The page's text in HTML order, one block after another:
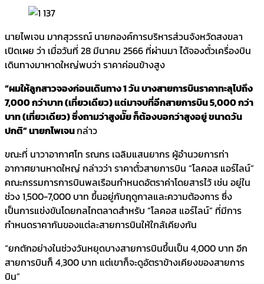
นายไพเจน มากสุวรรณ์ นายกองค์การบริหารส่วนจังหวัดสงขลา
เปิดเผย ว่า เมื่อวันที่ 28 มีนาคม 2566 ที่ผ่านมา ได้จองตั๋วเครื่องบิน
เดินทางมาหาดใหญ่พบว่า ราคาค่อนข้างสูง
“ผมให้ลูกสาวจองก่อนเดินทาง 1 วัน บางสายการบินราคาทะลุไปถึง
7,000 กว่าบาท (เที่ยวเดียว) แต่มาจบที่อีกสายการบิน 5,000 กว่า
บาท (เที่ยวเดียว) ซึ่งถามว่าสูงมั๊ย ก็ต้องบอกว่าสูงอยู่ ขนาดวัน
ปกติ” นายกไพเจนกล่าว
ขณะที่ นาวาอากาศโท รณกร เฉลิมแสนยากร ผู้อำนวยการท่า
อากาศยานหาดใหญ่ กล่าวว่า ราคาตั๋วสายการบิน “โลคอส แอร์ไลน์”
คณะกรรมการการบินพลเรือนกำหนดอัตราค่าโดยสารไว้ เช่น อยู่ใน
ช่วง 1,500-7,000 บาท ขึ้นอยู่กับฤดูกาลและความต้องการ ซึ่ง
เป็นการแข่งขันโดยกลไกตลาดสำหรับ “โลคอส แอร์ไลน์” ที่มีการ
กำหนดราคากันของแต่ละสายการบินให้ใกล้เคียงกัน
“ยกตักอย่างในช่วงวันหยุดบางสายการบินขึ้นเป็น 4,000 บาท อีก
สายการบินก็ 4,300 บาท แต่เขาก็จะดูอัตราข้างเคียงของสายการ
บิน”